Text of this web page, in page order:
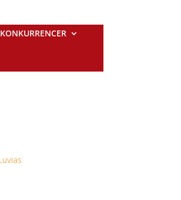
KONKURRENCER